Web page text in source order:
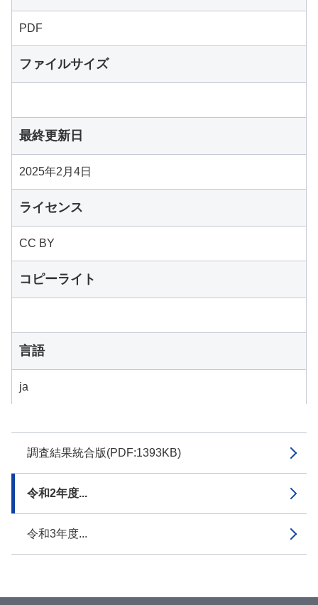
調査結果統合版(PDF:1393KB)
令和2年度...
令和3年度...
PDF
ファイルサイズ
最終更新日
2025年2月4日
ライセンス
CC BY
コピーライト
言語
ja